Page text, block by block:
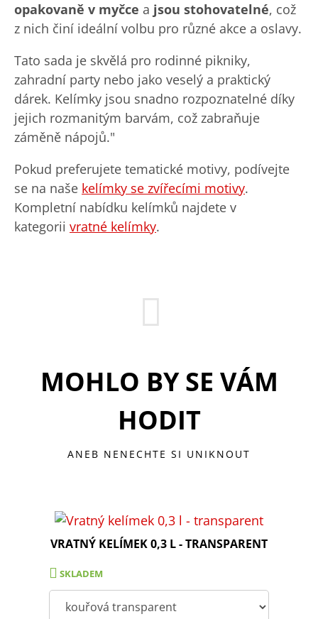
opakovaně v myčce a jsou stohovatelné, což
z nich činí ideální volbu pro různé akce a oslavy.
Tato sada je skvělá pro rodinné pikniky,
zahradní party nebo jako veselý a praktický
dárek. Kelímky jsou snadno rozpoznatelné díky
jejich rozmanitým barvám, což zabraňuje
záměně nápojů."
Pokud preferujete tematické motivy, podívejte
se na naše kelímky se zvířecími motivy.
Kompletní nabídku kelímků najdete v
kategorii vratné kelímky.
MOHLO BY SE VÁM
HODIT
ANEB NENECHTE SI UNIKNOUT
VRATNÝ KELÍMEK 0,3 L - TRANSPARENT
SKLADEM